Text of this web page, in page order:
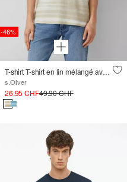
-46%
T-shirt T-shirt en lin mélangé avec impression all-over
s.Oliver
26.95 CHF49.90 CHF